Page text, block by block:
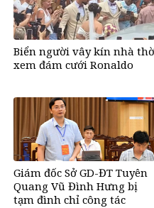
Biển người vây kín nhà thờ
xem đám cưới Ronaldo
Giám đốc Sở GD-ĐT Tuyên
Quang Vũ Đình Hưng bị
tạm đình chỉ công tác